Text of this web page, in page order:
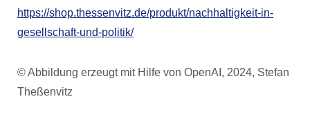
https://shop.thessenvitz.de/produkt/nachhaltigkeit-in-
gesellschaft-und-politik/
© Abbildung erzeugt mit Hilfe von OpenAI, 2024, Stefan
Theßenvitz